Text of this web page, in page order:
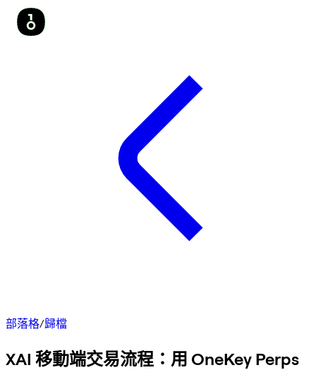
部落格/歸檔
XAI 移動端交易流程：用 OneKey Perps